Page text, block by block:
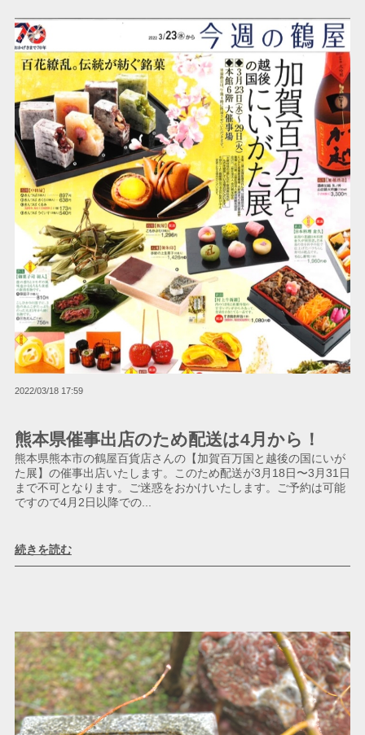
熊本県催事出店のため配送は4月から！
2022/03/18 17:59
熊本県熊本市の鶴屋百貨店さんの【加賀百万国と越後の国にいが
た展】の催事出店いたします。このため配送が3月18日〜3月31日
まで不可となります。ご迷惑をおかけいたします。ご予約は可能
ですので4月2日以降での...
続きを読む